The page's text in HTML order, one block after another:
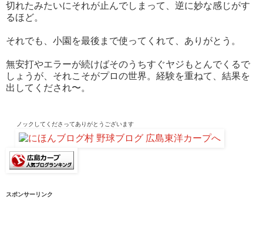
切れたみたいにそれが止んでしまって、逆に妙な感じがす
るほど。
それでも、小園を最後まで使ってくれて、ありがとう。
無安打やエラーが続けばそのうちすぐヤジもとんでくるで
しょうが、それこそがプロの世界。経験を重ねて、結果を
出してくだされ〜。
ノックしてくださってありがとうございます
スポンサーリンク